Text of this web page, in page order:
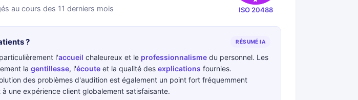
au cours des 11 derniers mois ISO 20488
? RÉSUMÉ IA
l'accueil chaleureux et le professionnalisme du personnel. Les
la gentillesse, l'écoute et la qualité des explications fournies.
des problèmes d'audition est également un point fort fréquemment
une expérience client globalement satisfaisante.